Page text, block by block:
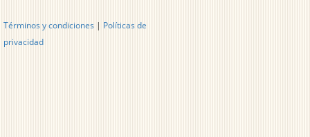
Términos y condiciones | Políticas de
privacidad